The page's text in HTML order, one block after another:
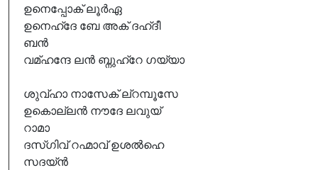
ഉനെപ്പോക് ലൂർഏ
ഉനെഹ്ദേ ബേ അക് ദഹ്ദീ
ബൻ
വമ്ഹന്ദേ ലൻ ബ്നുഹ്റേ ഗയ്യാ
ശുവ്ഹാ നാസേക് ല്റമ്പൂസേ
ഉകൊല്ലൻ നൗദേ ലവുയ്
റാമാ
ദസ്ഗിവ് റഹ്മാവ് ഉശൽഹെ
സദയ്ൻ